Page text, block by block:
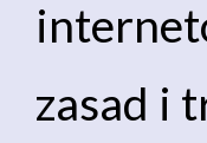
zasad i